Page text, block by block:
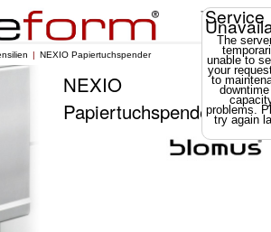
Service
The
unable to
your
to
problems.
try again
NEXIO Papiertuchspender
NEXIO
Papiertuchspender